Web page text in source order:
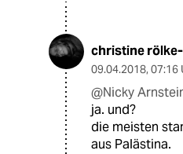
christine
09.04.2018, 07:16
@Nicky
ja. und?
die meisten
aus Palästina.